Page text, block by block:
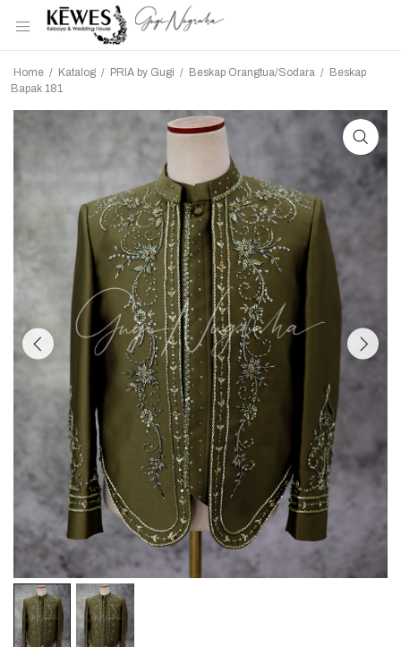
Home / Katalog / PRIA by Gugi / Beskap Orangtua/Sodara / Beskap
Bapak 181